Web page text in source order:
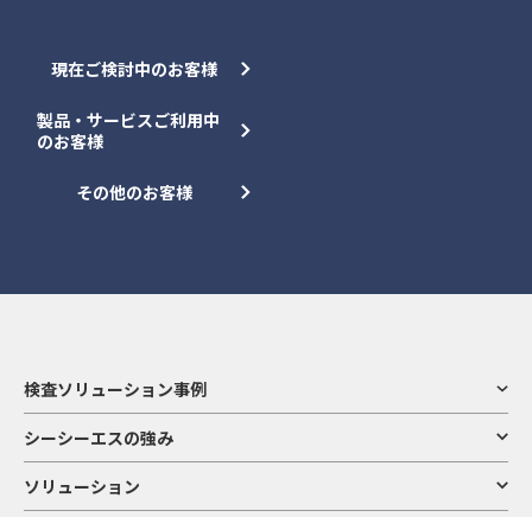
現在ご検討中のお客様
製品・サービスご利用中
のお客様
その他のお客様
検査ソリューション事例
シーシーエスの強み
ソリューション